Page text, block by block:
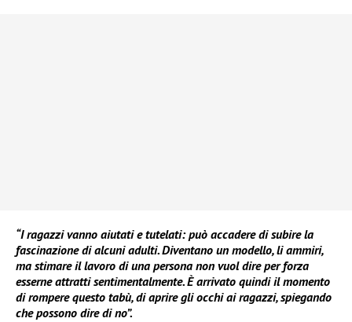
“I ragazzi vanno aiutati e tutelati: può accadere di subire la
fascinazione di alcuni adulti. Diventano un modello, li ammiri,
ma stimare il lavoro di una persona non vuol dire per forza
esserne attratti sentimentalmente. È arrivato quindi il momento
di rompere questo tabù, di aprire gli occhi ai ragazzi, spiegando
che possono dire di no”.